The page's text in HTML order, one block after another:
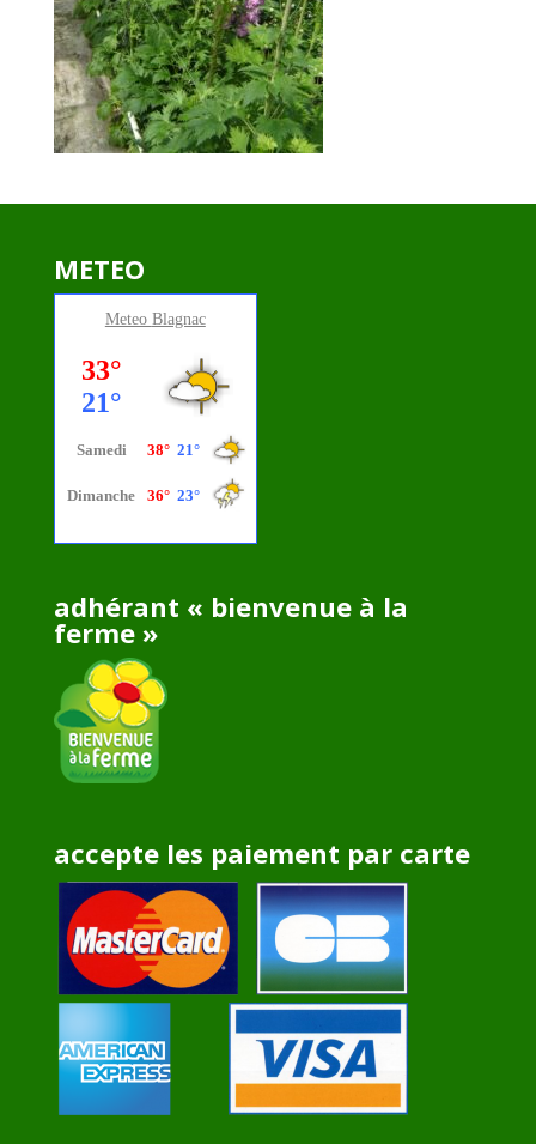
METEO
Meteo Blagnac
adhérant « bienvenue à la
ferme »
accepte les paiement par carte